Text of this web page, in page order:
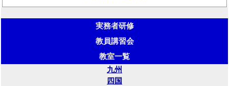
実務者研修
教員講習会
教室一覧
九州
四国